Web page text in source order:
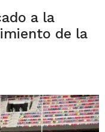
a la
de la